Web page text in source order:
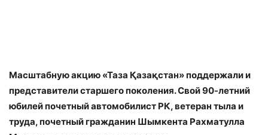
Масштабную акцию «Таза Қазақстан» поддержали и
представители старшего поколения. Свой 90-летний
юбилей почетный автомобилист РК, ветеран тыла и
труда, почетный гражданин Шымкента Рахматулла